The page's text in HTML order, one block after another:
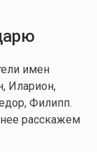
имен
Иларион,
Филипп.
расскажем